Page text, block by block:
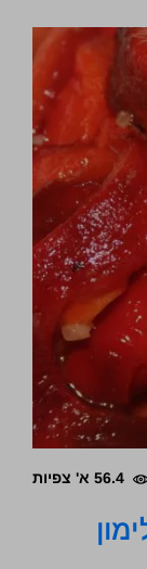
56.4 א' צפיות